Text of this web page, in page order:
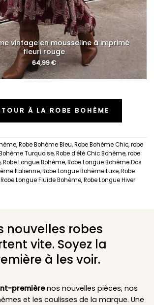
vintage en mousseline à imprimé
fleuri rouge
64,99€
À LA ROBE BOHÈME
,Robe Bohème Bleu,Robe Bohème Chic,robe
Turquoise,Robe d'été Chic Bohème,robe
,Robe Longue Bohème,Robe Longue Bohème Dos
Italienne,Robe Longue Bohème Luxe,Robe
Robe Longue Fluide Bohème,Robe Longue Hiver
nouvelles robes
vite. Soyez la
à les voir.
premièrenos nouvelles pièces, nos
et les coulisses de la marque. Une